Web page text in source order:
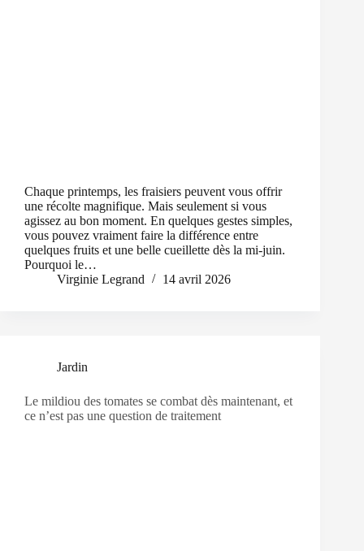
Chaque printemps, les fraisiers peuvent vous offrir
une récolte magnifique. Mais seulement si vous
agissez au bon moment. En quelques gestes simples,
vous pouvez vraiment faire la différence entre
quelques fruits et une belle cueillette dès la mi-juin.
Pourquoi le…
Virginie Legrand
14 avril 2026
Jardin
Le mildiou des tomates se combat dès maintenant, et
ce n’est pas une question de traitement